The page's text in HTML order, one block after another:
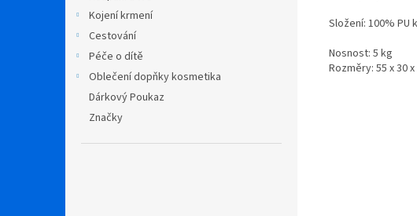
Kojení krmení
Cestování
Péče o dítě
Oblečení dopňky kosmetika
Dárkový Poukaz
Značky
Složení: 100% PU
Nosnost: 5 kg
Rozměry: 55 x 30